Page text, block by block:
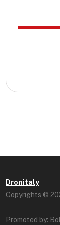
Dronitaly
Copyrights ©
Promoted by: